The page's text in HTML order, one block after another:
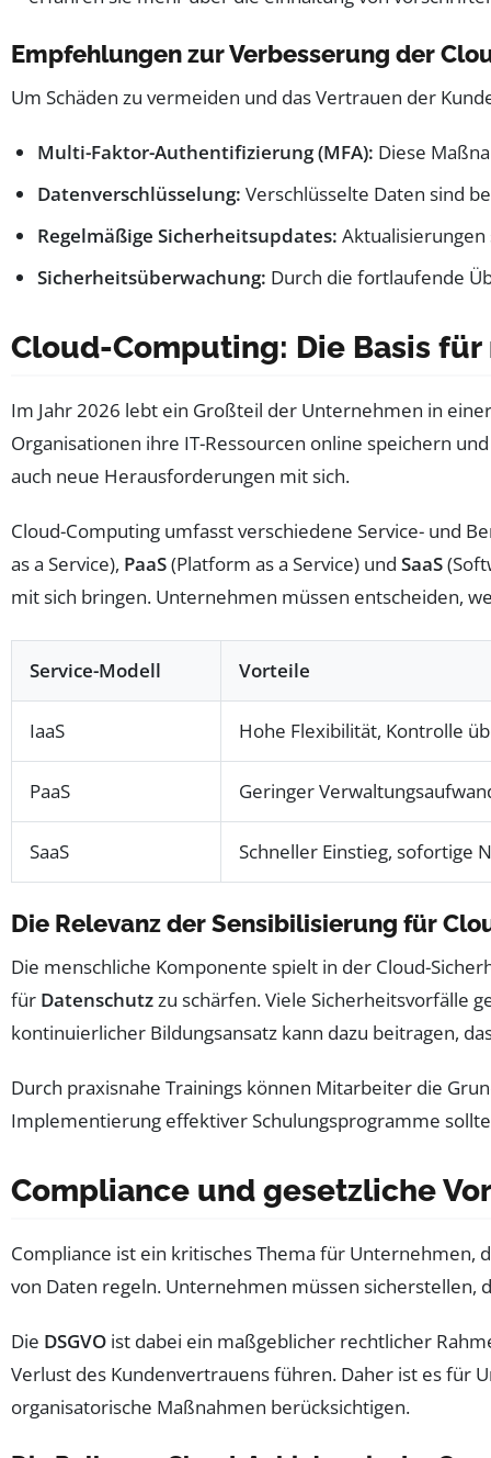
Empfehlungen zur Verbesserung der
Um Schäden zu vermeiden und das Vertrauen der
Multi-Faktor-Authentifizierung (MFA): Diese
Datenverschlüsselung: Verschlüsselte Daten sind
Regelmäßige Sicherheitsupdates: Aktualisierungen
Sicherheitsüberwachung: Durch die fortlaufende
Cloud-Computing: Die Basis
Im Jahr 2026 lebt ein Großteil der Unternehmen in
Organisationen ihre IT-Ressourcen online speichern
auch neue Herausforderungen mit sich.
Cloud-Computing umfasst verschiedene Service- und
as a Service), PaaS(Platform as a Service) und SaaS
mit sich bringen. Unternehmen müssen entscheiden,
Service-Modell Vorteile
IaaS Hohe Flexibilität, Kontrolle
PaaS Geringer
SaaS Schneller Einstieg, sofortige
Die Relevanz der Sensibilisierung für
Die menschliche Komponente spielt in der Cloud-
für Datenschutz zu schärfen. Viele Sicherheitsvorfälle
kontinuierlicher Bildungsansatz kann dazu beitragen,
Durch praxisnahe Trainings können Mitarbeiter die
Implementierung effektiver Schulungsprogramme
Compliance und gesetzliche
Compliance ist ein kritisches Thema für Unternehmen,
von Daten regeln. Unternehmen müssen sicherstellen,
Die DSGVO ist dabei ein maßgeblicher rechtlicher
Verlust des Kundenvertrauens führen. Daher ist es für
organisatorische Maßnahmen berücksichtigen.